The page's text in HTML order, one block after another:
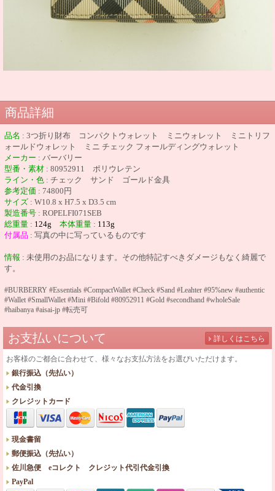
商品詳細
品名 : 3つ折り財布 コンパクトウォレット ミニウォレット ミニトリフ
ォールドウォレット ミニ チェック フォールディングウォレット
メーカー : バーバリー
型番・素材 : 80952911 ポリウレテン
ライン・色 : チェック サンド ゴールド金具
参考定価 : 74800円
サイズ : W10.8 x H7.5 x D3.5 cm
製造番号 : ROPELFI071SEB
総重量 : 124g 本体重量 : 113g
付属品 : 写真の中に写っているものです
情報 : 未使用のお品になります。その他特記すべきダメージもなく綺麗で
す。
#BURBERRY #Essentials #CompactWallet #Check #Sand #Leahter #95%new #authentic
#Wallet #SmallWallet #Mini #Bifold #80952911 #Gold #secondhand #wholeSale
#haibanya #aisai-jp #転売可
お支払いについて 詳しくはこちら
お客様のご都合に合わせて、様々なお支払方法をお選びいただけます。
銀行振込（先払い）
代金引換
クレジットカード
現金書留
郵便振込（先払い）
佐川急便 eコレクト クレジット代引代金引換
PayPal